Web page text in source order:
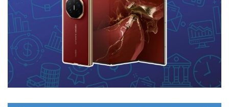
Operadores
Trucos
y
Tutoriales